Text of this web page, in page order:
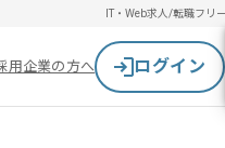
IT・Web求人/転職フリ
用企業の方へ ログイン